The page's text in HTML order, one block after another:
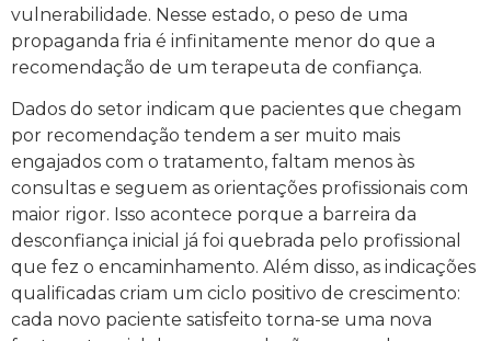
vulnerabilidade. Nesse estado, o peso de uma
propaganda fria é infinitamente menor do que a
recomendação de um terapeuta de confiança.
Dados do setor indicam que pacientes que chegam
por recomendação tendem a ser muito mais
engajados com o tratamento, faltam menos às
consultas e seguem as orientações profissionais com
maior rigor. Isso acontece porque a barreira da
desconfiança inicial já foi quebrada pelo profissional
que fez o encaminhamento. Além disso, as indicações
qualificadas criam um ciclo positivo de crescimento:
cada novo paciente satisfeito torna-se uma nova